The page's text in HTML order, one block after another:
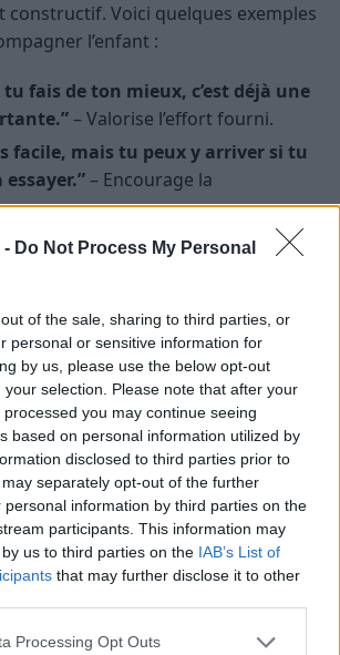
- Do Not Process My Personal
of the sale, sharing to third parties, or
personal or sensitive information for
by us, please use the below opt-out
selection. Please note that after your
you may continue seeing
based on personal information utilized by
disclosed to third parties prior to
separately opt-out of the further
personal information by third parties on the
participants. This information may
us to third parties on the IAB’s List of
that may further disclose it to other
Processing Opt Outs
constructif. Voici quelques exemples
l’enfant :
tu fais de ton mieux, c’est déjà une
– Valorise l’effort fourni.
facile, mais tu peux y arriver si tu
– Encourage la
te semble difficile ? Comment
t’aider à progresser ?”
de faire des erreurs, c’est comme
– Rassure l’enfant sur le fait
partie du processus
de toi pour avoir essayé, c’est
– Valorise le courage et la
pour accompagner un
des mots, d’autres stratégies